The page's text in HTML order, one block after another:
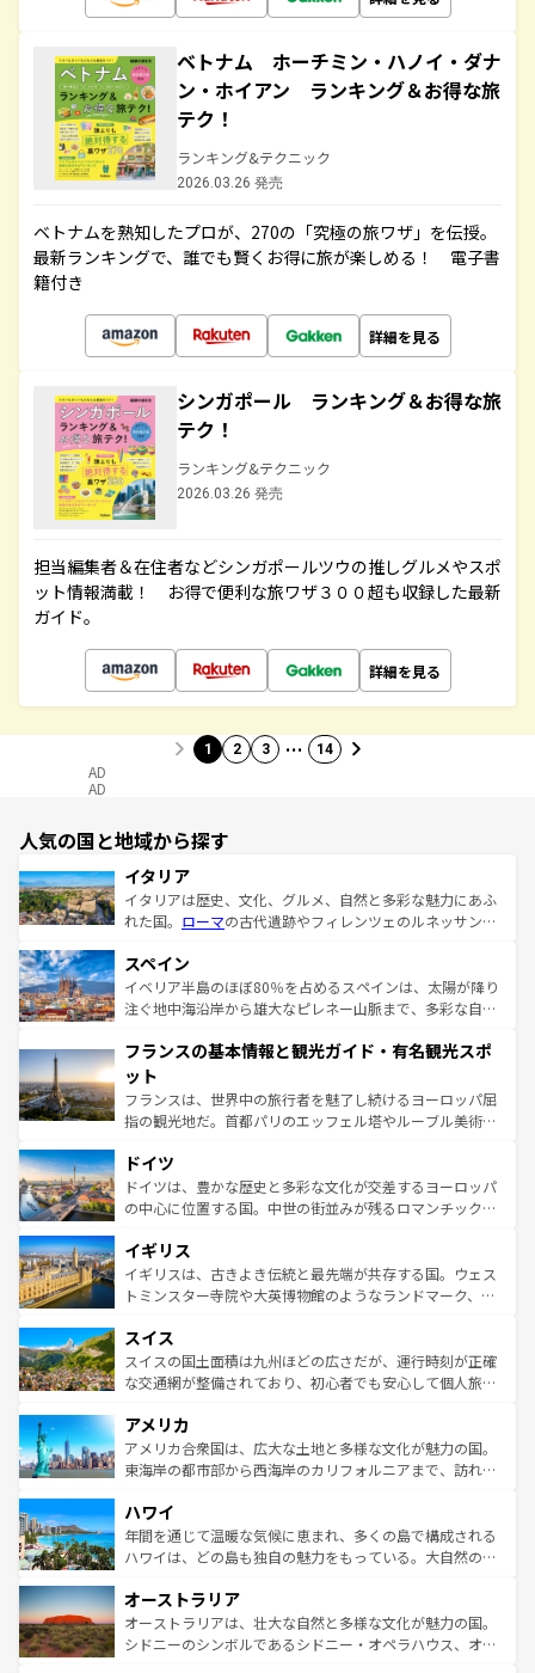
ベトナム ホーチミン・ハノイ・ダナ
ン・ホイアン ランキング＆お得な旅
テク！
ランキング&テクニック
2026.03.26 発売
ベトナムを熟知したプロが、270の「究極の旅ワザ」を伝授。
最新ランキングで、誰でも賢くお得に旅が楽しめる！ 電子書
籍付き
詳細を見る
シンガポール ランキング＆お得な旅
テク！
ランキング&テクニック
2026.03.26 発売
担当編集者＆在住者などシンガポールツウの推しグルメやスポ
ット情報満載！ お得で便利な旅ワザ３００超も収録した最新
ガイド。
詳細を見る
1 2 3 … 14
AD
AD
人気の国と地域から探す
イタリア
イタリアは歴史、文化、グルメ、自然と多彩な魅力にあふ
れた国。 ローマの古代遺跡やフィレンツェのルネッサンス
ろん、トスカーナの美しい田園風景やアマルフィ海岸の絶
景など、自然景観も見逃せない。観光の合間には、本場の
ピザやパスタなど、絶品のイタリア料理を堪能することも
ませてくれるイタリアで、忘れられない旅をしてみよう！
なお、新着のイタリア情報は
しい。
スペイン
イベリア半島のほぼ80％を占めるスペインは、太陽が降り
注ぐ地中海沿岸から雄大なピレネー山脈まで、多彩な自然
文化が根付くこの国では、情熱的なフラメンコ、熱気あふ
れる闘牛、そして美味しいタパスが生活の一部となってい
る。首都マドリードの洗練された雰囲気や、バルセロナの
アートに溢れた街角から、地方では古代ローマ遺跡や中世
せる。地方によって風土や気候が異なるスペインはその個
性で訪れる人を魅了する。 なお、新着のスペイン情報は コ
ンテンツ一覧を参照してほしい。
フランスの基本情報と観光ガイド・有名観光スポ
ット
フランスは、世界中の旅行者を魅了し続けるヨーロッパ屈
指の観光地だ。首都パリのエッフェル塔やルーブル美術館
で、幅広い魅力が詰まっている。華麗な宮殿、歴史的な大
聖堂、美しいビーチ、そして豊かな自然が、訪れる者を心
から魅了する。また、フランスは美食の国としても知ら
いる。シャンパンの発祥地であるランス、プロヴァンスの
香り高いラベンダー畑など、多彩な楽しみ方が可能だ。さ
らに、パリ以外の地域にも魅力が溢れており、どの街角に
れる地方に足を運ぶとそれぞれで全く異なる文化を体験で
きるだろう。 なお、新着のフランス情報はコンテンツ一覧
を参照してほしい。
ドイツ
ドイツは、豊かな歴史と多彩な文化が交差するヨーロッパ
の中心に位置する国。中世の街並みが残るロマンチック街
顔を持つこの国は、どこを歩いても飽きることがない。ベ
ルリンの文化的活気、バイエルン州のアルプスの絶景、そ
してライン川沿いのワイン畑といった風景は必見。ビール
は、お酒好きな人にはぜひ体験してほしい。 なお、新着の
ドイツ情報はコンテンツ一覧を参照してほしい。
イギリス
イギリスは、古きよき伝統と最先端が共存する国。ウェス
トミンスター寺院や大英博物館のようなランドマーク、歴
リアごとに異なる魅力がある。また、優雅なアフタヌーン
ティー、ビール好きにはたまらない英国パブ、サッカー観
戦など、本場だからこそできる体験も豊富。イギリスを旅
ンツ一覧を参照してほしい。
スイス
スイスの国土面積は九州ほどの広さだが、運行時刻が正確
な交通網が整備されており、初心者でも安心して個人旅行
の建物がそのまま残る町や、スイスならではのユニークな
博物館もあり、アルプス観光だけでなく町歩きも満喫する
ことができる。国民の所得が高いため物価も高いが、旅行
ば市内交通費無料で観光を楽しむこともできる。 なお、新
着のスイス情報はコンテンツ一覧 を参照してほしい。
アメリカ
アメリカ合衆国は、広大な土地と多様な文化が魅力の国。
東海岸の都市部から西海岸のカリフォルニアまで、訪れる
のような巨大都市は、観光、ショッピング、エンターテイ
ンメントが詰まった刺激的なスポットだ。一方、アメリカ
西部には大自然が広がり、グランドキャニオンやイエロー
部のニューオーリンズでは、音楽と美食が融合した独特の
文化が魅力。旅行者はアメリカの各地域で異なる魅力を楽
しみながら、その多様性と豊かな歴史を感じることができ
ハワイ
年間を通じて温暖な気候に恵まれ、多くの島で構成される
ハワイは、どの島も独自の魅力をもっている。大自然の神
ワイ島は見逃せない。また、定番の観光地といえばオアフ
島だが、静かな自然を求めるならマウイ島やカウアイ島が
おすすめ。エメラルドグリーンに輝く海をはじめ、豊かな
オーストラリア
オーストラリアは、壮大な自然と多様な文化が魅力の国。
シドニーのシンボルであるシドニー・オペラハウス、オー